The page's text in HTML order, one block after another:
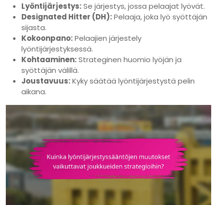
Lyöntijärjestys:Se järjestys, jossa pelaajat lyövät.
Designated Hitter (DH):Pelaaja, joka lyö syöttäjän
sijasta.
Kokoonpano:Pelaajien järjestely
lyöntijärjestyksessä.
Kohtaaminen:Strateginen huomio lyöjän ja
syöttäjän välillä.
Joustavuus:Kyky säätää lyöntijärjestystä pelin
aikana.